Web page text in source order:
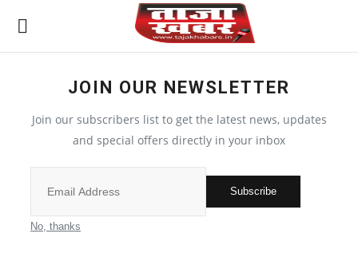
मुख्य समाचार
JOIN OUR NEWSLETTER
Join our subscribers list to get the latest news, updates
and special offers directly in your inbox
Subscribe
No, thanks